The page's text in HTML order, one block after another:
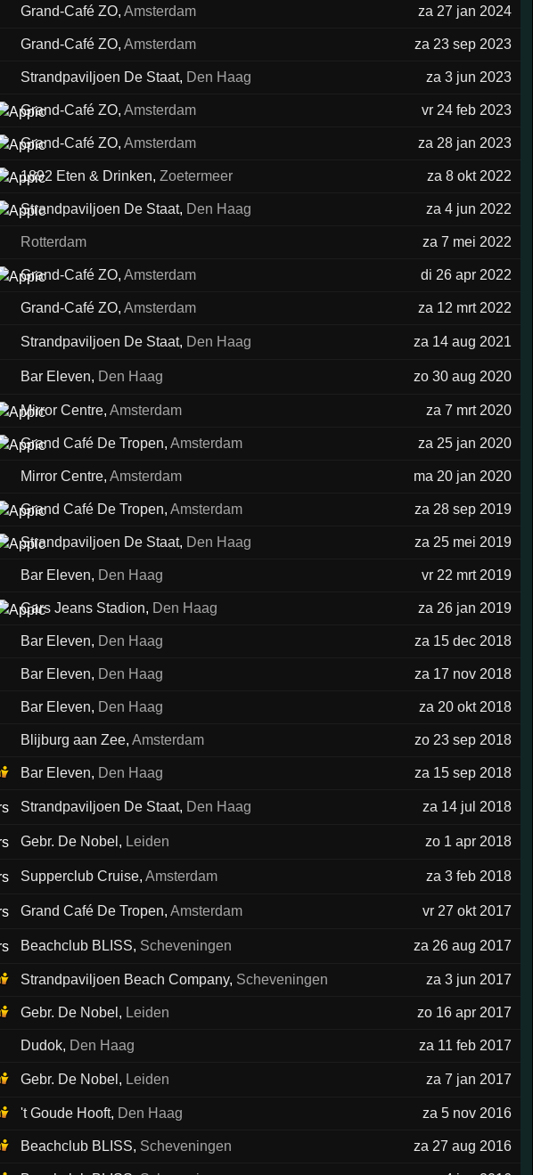
Grand-Café ZO,Amsterdam za 27 jan 2024
Grand-Café ZO,Amsterdam za 23 sep 2023
Strandpaviljoen De Staat, Den Haag za 3 jun 2023
Grand-Café ZO,Amsterdam vr 24 feb 2023
Grand-Café ZO,Amsterdam za 28 jan 2023
1892 Eten & Drinken,Zoetermeer za 8 okt 2022
Strandpaviljoen De Staat, Den Haag za 4 jun 2022
Rotterdam za 7 mei 2022
Grand-Café ZO,Amsterdam di 26 apr 2022
Grand-Café ZO,Amsterdam za 12 mrt 2022
Strandpaviljoen De Staat, Den Haag za 14 aug 2021
Bar Eleven, Den Haag zo 30 aug 2020
Mirror Centre,Amsterdam za 7 mrt 2020
Grand Café De Tropen,Amsterdam za 25 jan 2020
Mirror Centre,Amsterdam ma 20 jan 2020
Grand Café De Tropen,Amsterdam za 28 sep 2019
Strandpaviljoen De Staat, Den Haag za 25 mei 2019
Bar Eleven, Den Haag vr 22 mrt 2019
Cars Jeans Stadion, Den Haag za 26 jan 2019
Bar Eleven, Den Haag za 15 dec 2018
Bar Eleven, Den Haag za 17 nov 2018
Bar Eleven, Den Haag za 20 okt 2018
Blijburg aan Zee,Amsterdam zo 23 sep 2018
Bar Eleven, Den Haag za 15 sep 2018
Strandpaviljoen De Staat, Den Haag za 14 jul 2018
Gebr. De Nobel , Leiden zo 1 apr 2018
Supperclub Cruise,Amsterdam za 3 feb 2018
Grand Café De Tropen,Amsterdam vr 27 okt 2017
Beachclub BLISS, Scheveningen za 26 aug 2017
Strandpaviljoen Beach Company, Scheveningen za 3 jun 2017
Gebr. De Nobel , Leiden zo 16 apr 2017
Dudok, Den Haag za 11 feb 2017
Gebr. De Nobel , Leiden za 7 jan 2017
't Goude Hooft, Den Haag za 5 nov 2016
Beachclub BLISS, Scheveningen za 27 aug 2016